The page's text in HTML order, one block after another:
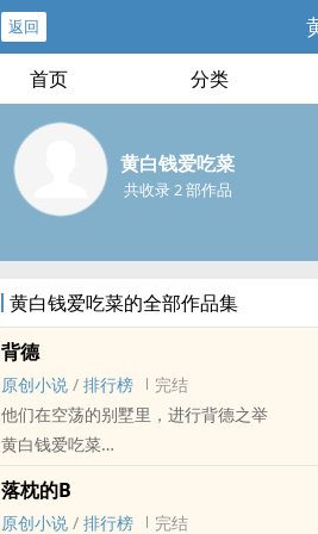
返回
首页 分类
黄白钱爱吃菜
共收录 2 部作品
黄白钱爱吃菜的全部作品集
背德
原创小说 / 排行榜
完结
他们在空荡的别墅里，进行背德之举
黄白钱爱吃菜
现代 - 狗血 - ABO
落枕的B
原创小说 / 排行榜
完结